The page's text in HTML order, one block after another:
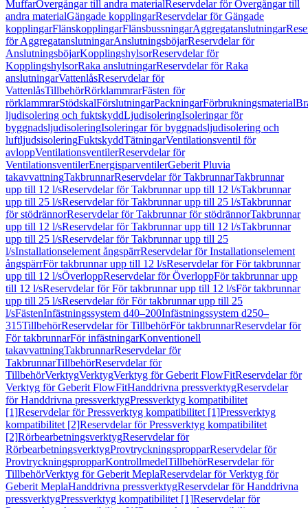
MuffarÖvergångar till andra materialReservdelar för Övergångar till
andra materialGängade kopplingarReservdelar för Gängade
kopplingarFlänskopplingarFlänsbussningarAggregatanslutningar
för AggregatanslutningarAnslutningsböjarReservdelar för
AnslutningsböjarKopplingshylsorReservdelar för
KopplingshylsorRaka anslutningarReservdelar för Raka
anslutningarVattenlåsReservdelar för
VattenlåsTillbehörRörklammrarFästen för
rörklammrarStödskalFörslutningarPackningarFörbrukningsmaterial
ljudisolering och fuktskyddLjudisoleringIsoleringar för
byggnadsljudisoleringIsoleringar för byggnadsljudisolering och
luftljudsisoleringFuktskyddTätningarVentilationsventil för
avloppVentilationsventilerReservdelar för
VentilationsventilerEnergisparventilerGeberit Pluvia
takavvattningTakbrunnarReservdelar för TakbrunnarTakbrunnar
upp till 12 l/sReservdelar för Takbrunnar upp till 12 l/sTakbrunnar
upp till 25 l/sReservdelar för Takbrunnar upp till 25 l/sTakbrunnar
för stödrännorReservdelar för Takbrunnar för stödrännorTakbrunnar
upp till 12 l/sReservdelar för Takbrunnar upp till 12 l/sTakbrunnar
upp till 25 l/sReservdelar för Takbrunnar upp till 25
l/sInstallationselement ångspärrReservdelar för Installationselement
ångspärrFör takbrunnar upp till 12 l/sReservdelar för För takbrunnar
upp till 12 l/sÖverloppReservdelar för ÖverloppFör takbrunnar upp
till 12 l/sReservdelar för För takbrunnar upp till 12 l/sFör takbrunnar
upp till 25 l/sReservdelar för För takbrunnar upp till 25
l/sFästenInfästningssystem d40–200Infästningssystem d250–
315TillbehörReservdelar för TillbehörFör takbrunnarReservdelar för
För takbrunnarFör infästningarKonventionell
takavvattningTakbrunnarReservdelar för
TakbrunnarTillbehörReservdelar för
TillbehörVerktygVerktygVerktyg för Geberit FlowFitReservdelar för
Verktyg för Geberit FlowFitHanddrivna pressverktygReservdelar
för Handdrivna pressverktygPressverktyg kompatibilitet
[1]Reservdelar för Pressverktyg kompatibilitet [1]Pressverktyg
kompatibilitet [2]Reservdelar för Pressverktyg kompatibilitet
[2]RörbearbetningsverktygReservdelar för
RörbearbetningsverktygProvtryckningspropparReservdelar för
ProvtryckningspropparKontrollmedelTillbehörReservdelar för
TillbehörVerktyg för Geberit MeplaReservdelar för Verktyg för
Geberit MeplaHanddrivna pressverktygReservdelar för Handdrivna
pressverktygPressverktyg kompatibilitet [1]Reservdelar för